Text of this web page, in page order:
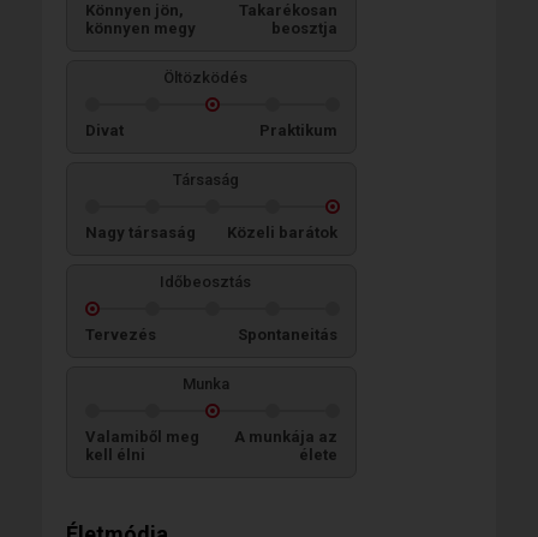
Könnyen jön,
könnyen megy
Takarékosan
beosztja
Öltözködés
Divat Praktikum
Társaság
Nagy társaság Közeli barátok
Időbeosztás
Tervezés Spontaneitás
Munka
Valamiből meg
kell élni
A munkája az
élete